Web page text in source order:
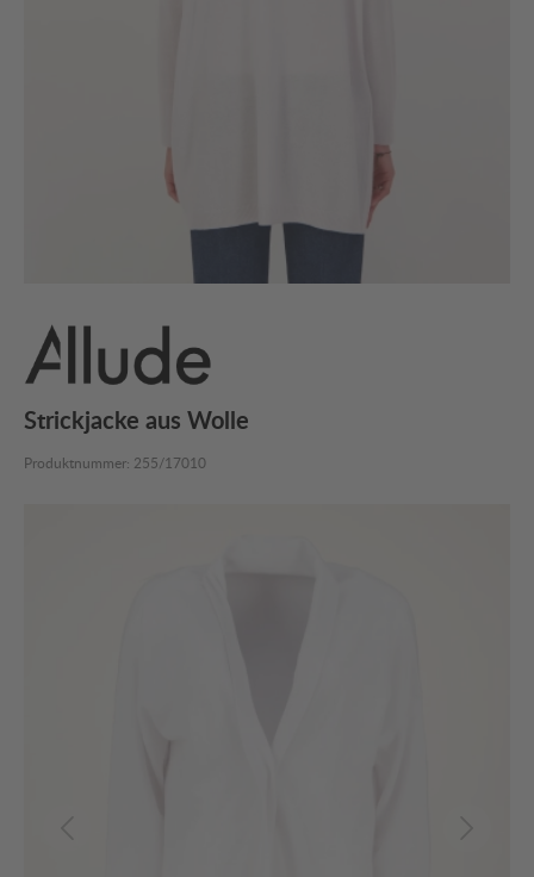
Strickjacke aus Wolle
Produktnummer: 255/17010